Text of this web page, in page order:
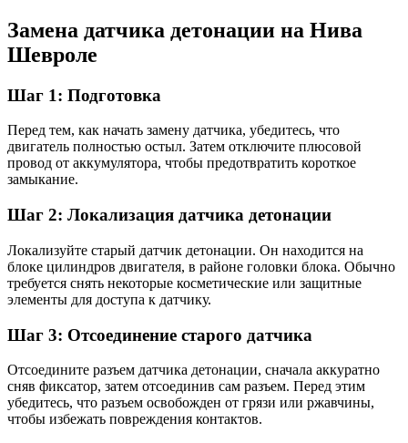
Замена датчика детонации на Нива
Шевроле
Шаг 1: Подготовка
Перед тем, как начать замену датчика, убедитесь, что
двигатель полностью остыл. Затем отключите плюсовой
провод от аккумулятора, чтобы предотвратить короткое
замыкание.
Шаг 2: Локализация датчика детонации
Локализуйте старый датчик детонации. Он находится на
блоке цилиндров двигателя, в районе головки блока. Обычно
требуется снять некоторые косметические или защитные
элементы для доступа к датчику.
Шаг 3: Отсоединение старого датчика
Отсоедините разъем датчика детонации, сначала аккуратно
сняв фиксатор, затем отсоединив сам разъем. Перед этим
убедитесь, что разъем освобожден от грязи или ржавчины,
чтобы избежать повреждения контактов.